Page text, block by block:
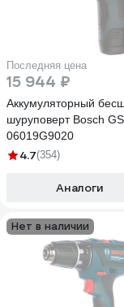
Последняя цена
15 944 ₽
Аккумуляторный
шуруповерт Bosch
06019G9020
4.7(354)
Аналоги
Нет в наличии